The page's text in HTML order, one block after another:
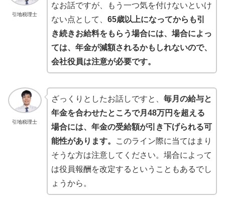
引地税理士
なお話ですが、もう一つ気を付けないといけ
ない点として、 65歳以上になってからも引
き続きお給料をもらう場合には、場合によっ
ては、年金が減額されるかもしれないので、
会社役員は注意が必要です。
引地税理士
ざっくりとしたお話しですと、 毎月の給与と
年金を合わせたところで月48万円を超える
場合には、年金の受給額が引き下げられる可
能性があります。
このライン際に当てはまり
そうな方は注意してください。場合によって
は役員報酬を改定するということもあるでし
ょうから。